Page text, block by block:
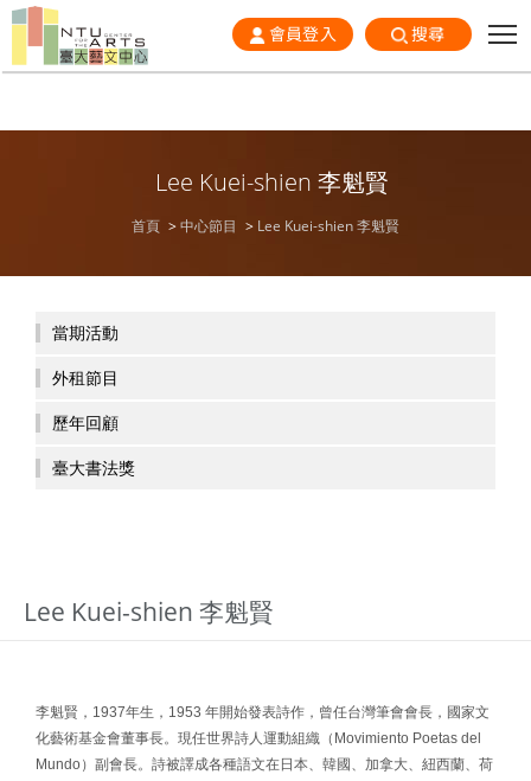
會員登入 搜尋
Lee Kuei-shien 李魁賢
首頁 中心節目 Lee Kuei-shien 李魁賢
當期活動
外租節目
歷年回顧
臺大書法獎
Lee Kuei-shien 李魁賢
李魁賢，1937年生，1953 年開始發表詩作，曾任台灣筆會會長，國家文
化藝術基金會董事長。現任世界詩人運動組織（Movimiento Poetas del
Mundo）副會長。詩被譯成各種語文在日本、韓國、加拿大、紐西蘭、荷